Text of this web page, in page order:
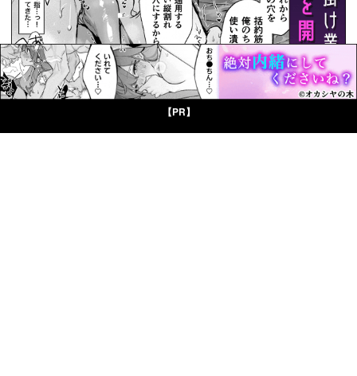
【PR】